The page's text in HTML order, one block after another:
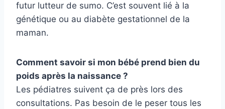
futur lutteur de sumo. C’est souvent lié à la
génétique ou au diabète gestationnel de la
maman.
Comment savoir si mon bébé prend bien du
poids après la naissance ?
Les pédiatres suivent ça de près lors des
consultations. Pas besoin de le peser tous les